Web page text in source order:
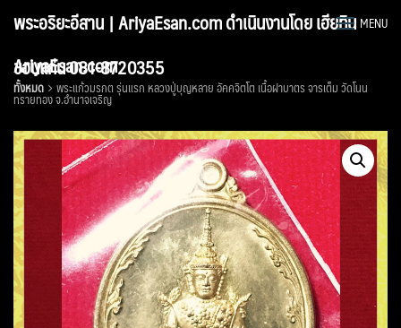
พระอริยะอีสาน | AriyaEsan.com ดำเนินงานโดย เฮียทิน
ขอนแก่น 081-8720355
MENU
AriyaEsan.com
ทั้งหมด พระแก้วมรกต รุ่นแรก หลวงปู่บุญหลาย อัคคจิตโต เนื้อฝาบาตร จารเต็ม วัดโนน
ทรายทอง จ.อำนาจเจริญ